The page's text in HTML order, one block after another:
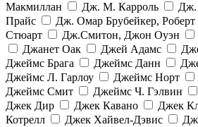
Макмиллан
Дж. М. Карроль
Дж.
Прайс
Дж. Омар Брубейкер,
Стюарт
Дж.Смитон, Джон Оуэн
Джанет Оак
Джей Адамс
Джеймс Брага
Джеймс Данн
Джеймс Л. Гарлоу
Джеймс Норт
Джеймс Смит
Джеймс Ч. Гэлвин
Джек Дир
Джек Кавано Джек
Котрелл
Джек Хайвел-Дэвис